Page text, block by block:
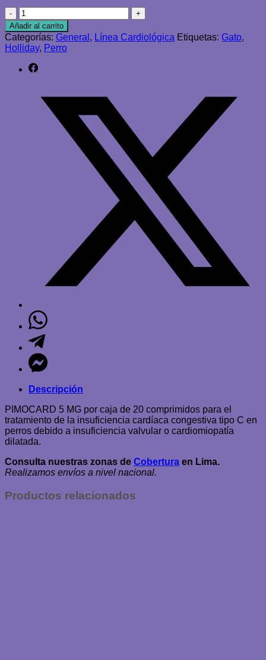
era:
S/135.00.S/125.00.
PIMOCARD
5
MG
x
CAJA
Holliday
Añadir al carrito
Categorías: General , Línea Cardiológica Etiquetas: Gato,
Holliday, Perro
Descripción
PIMOCARD 5 MG por caja de 20 comprimidos para el
tratamiento de la insuficiencia cardíaca congestiva tipo C en
perros debido a insuficiencia valvular o cardiomiopatía
dilatada.
Consulta nuestras zonas de Cobertura en Lima.
Realizamos envíos a nivel nacional.
Productos relacionados